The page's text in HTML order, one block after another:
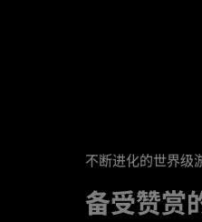
不断进化的世界级
备受赞赏